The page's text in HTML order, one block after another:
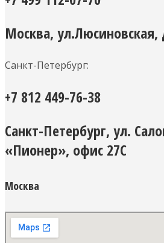
Москва, ул.Люсиновская,
Санкт-Петербург:
+7 812 449-76-38
Санкт-Петербург, ул.
«Пионер», офис 27С
Москва